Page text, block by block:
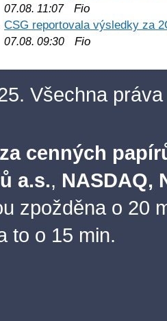
07.08. 11:07Fio
CSG reportovala výsledky za
07.08. 09:30 Fio
Všechna práva
cenných
a.s., NASDAQ,
zpožděna o 20
to o 15 min.